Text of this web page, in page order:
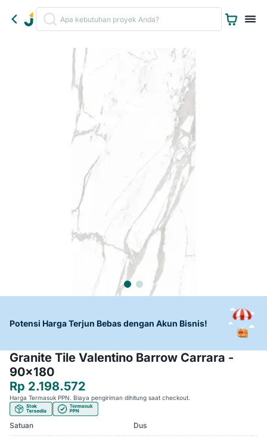
Potensi Harga Terjun Bebas dengan Akun Bisnis!
Granite Tile Valentino Barrow Carrara -
90x180
Rp 2.198.572
Harga Termasuk PPN. Biaya pengiriman dihitung saat checkout.
Satuan Dus